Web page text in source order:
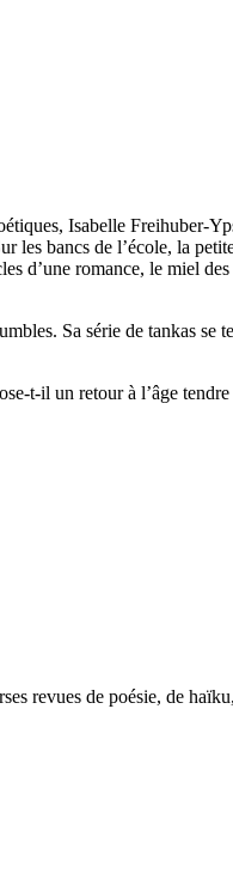
Isabelle Freihuber-
les bancs de l’école, la
d’une romance, le miel
Sa série de tankas
t-il un retour à l’âge
revues de poésie, de